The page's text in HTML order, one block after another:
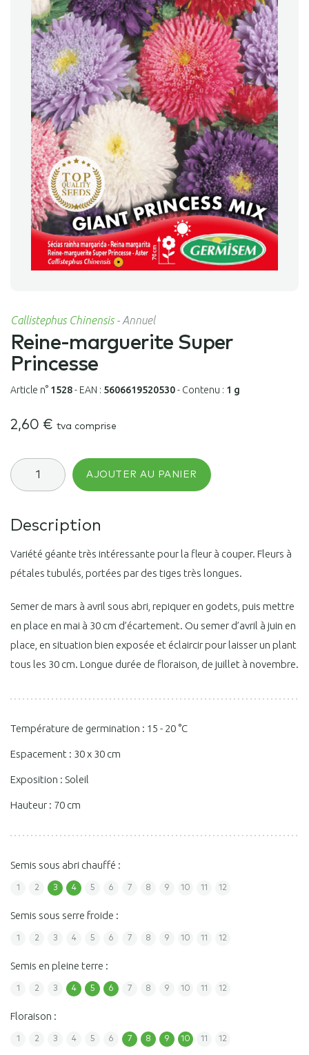
Callistephus Chinensis- Annuel
Reine-marguerite Super
Princesse
Article n° 1528- EAN : 5606619520530- Contenu : 1 g
2,60 € tva comprise
quantité
de
Reine-
Princesse
AJOUTER AU PANIER
Description
Variété géante très intéressante pour la fleur à couper. Fleurs à
pétales tubulés, portées par des tiges très longues.
Semer de mars à avril sous abri, repiquer en godets, puis mettre
en place en mai à 30 cm d’écartement. Ou semer d’avril à juin en
place, en situation bien exposée et éclaircir pour laisser un plant
tous les 30 cm. Longue durée de floraison, de juillet à novembre.
Température de germination : 15 - 20 °C
Espacement : 30 x 30 cm
Exposition : Soleil
Hauteur : 70 cm
Semis sous abri chauffé :
1 2 3 4 5 6 7 8 9 10 11 12
Semis sous serre froide :
1 2 3 4 5 6 7 8 9 10 11 12
Semis en pleine terre :
1 2 3 4 5 6 7 8 9 10 11 12
Floraison :
1 2 3 4 5 6 7 8 9 10 11 12